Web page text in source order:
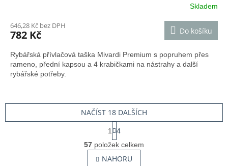
Skladem
646,28 Kč bez DPH
782 Kč Do košíku
Rybářská přívlačová taška Mivardi Premium s popruhem přes
rameno, přední kapsou a 4 krabičkami na nástrahy a další
rybářské potřeby.
O
v
l
NAČÍST 18 DALŠÍCH
S
t
r
á
n
1
4
57 položek celkem
NAHORU